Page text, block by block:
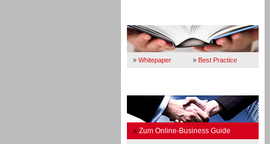
» Whitepaper » Best Practice
» Zum Online-Business Guide